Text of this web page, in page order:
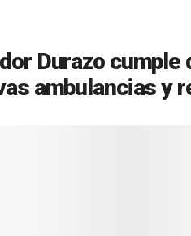
Durazo
ambulancias y